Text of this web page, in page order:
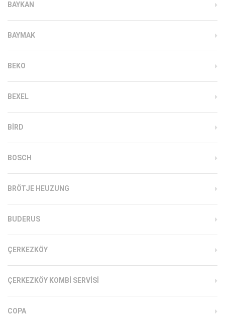
BAYKAN
BAYMAK
BEKO
BEXEL
BIRD
BOSCH
BRÖTJE HEUZUNG
BUDERUS
ÇERKEZKÖY
ÇERKEZKÖY KOMBI SERVISI
COPA